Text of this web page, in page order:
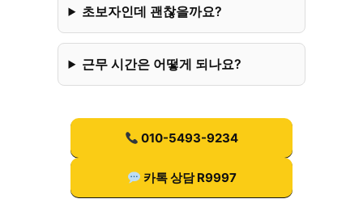
초보자인데 괜찮을까요?
근무 시간은 어떻게 되나요?
010-5493-9234
카톡 상담 R9997